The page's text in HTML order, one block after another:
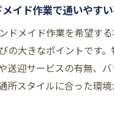
イド作業で通いやす
ドメイド作業を希望す
の大きなポイントです
送迎サービスの有無、
所スタイルに合った環